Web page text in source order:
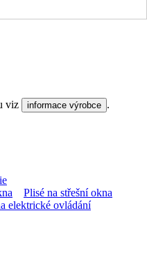
viz informace výrobce .
Plisé na střešní okna
elektrické ovládání